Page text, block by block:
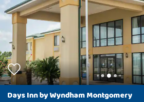
Days Inn by Wyndham Montgomery